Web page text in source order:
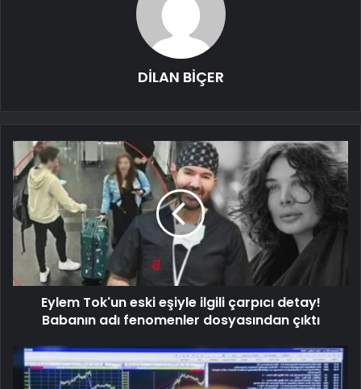
DİLAN BİÇER
Eylem Tok'un eski eşiyle ilgili çarpıcı detay!
Babanın adı fenomenler dosyasından çıktı